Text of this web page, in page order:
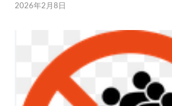
2026年2月8日